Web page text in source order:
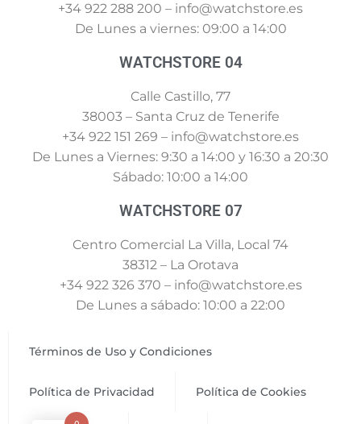
+34 922 288 200 – info@watchstore.es
De Lunes a viernes: 09:00 a 14:00
WATCHSTORE 04
Calle Castillo, 77
38003 – Santa Cruz de Tenerife
+34 922 151 269 – info@watchstore.es
De Lunes a Viernes: 9:30 a 14:00 y 16:30 a 20:30
Sábado: 10:00 a 14:00
WATCHSTORE 07
Centro Comercial La Villa, Local 74
38312 – La Orotava
+34 922 326 370 – info@watchstore.es
De Lunes a sábado: 10:00 a 22:00
Términos de Uso y Condiciones
Política de Privacidad Política de Cookies